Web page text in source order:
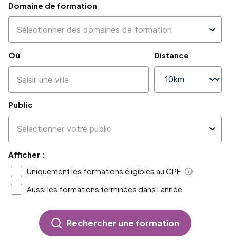
Domaine de formation
Où Distance
Public
Afficher :
Uniquement les formations éligibles au CPF
Aide
Aussi les formations terminées dans l'année
Rechercher une formation